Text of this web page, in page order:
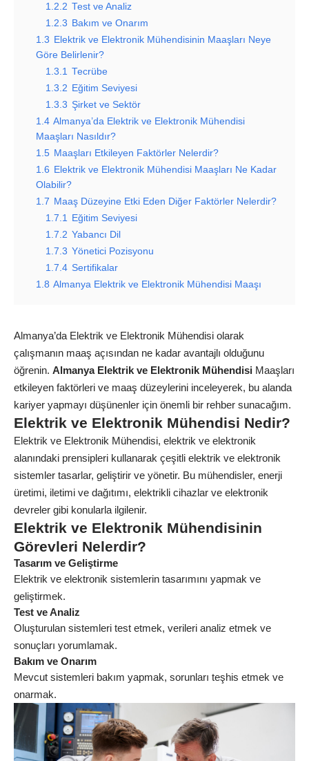
1.2.2 Test ve Analiz
1.2.3 Bakım ve Onarım
1.3 Elektrik ve Elektronik Mühendisinin Maaşları Neye
Göre Belirlenir?
1.3.1
Tecrübe
1.3.2 Eğitim Seviyesi
1.3.3 Şirket ve Sektör
1.4 Almanya’da Elektrik ve Elektronik Mühendisi
Maaşları Nasıldır?
1.5 Maaşları Etkileyen Faktörler Nelerdir?
1.6 Elektrik ve Elektronik Mühendisi Maaşları Ne Kadar
Olabilir?
1.7 Maaş Düzeyine Etki Eden Diğer Faktörler Nelerdir?
1.7.1
Eğitim Seviyesi
1.7.2 Yabancı Dil
1.7.3 Yönetici Pozisyonu
1.7.4 Sertifikalar
1.8 Almanya Elektrik ve Elektronik Mühendisi Maaşı
Almanya’da Elektrik ve Elektronik Mühendisi olarak
çalışmanın maaş açısından ne kadar avantajlı olduğunu
öğrenin. Almanya Elektrik ve Elektronik Mühendisi Maaşları
etkileyen faktörleri ve maaş düzeylerini inceleyerek, bu alanda
kariyer yapmayı düşünenler için önemli bir rehber sunacağım.
Elektrik ve Elektronik Mühendisi Nedir?
Elektrik ve Elektronik Mühendisi, elektrik ve elektronik
alanındaki prensipleri kullanarak çeşitli elektrik ve elektronik
sistemler tasarlar, geliştirir ve yönetir. Bu mühendisler, enerji
üretimi, iletimi ve dağıtımı, elektrikli cihazlar ve elektronik
devreler gibi konularla ilgilenir.
Elektrik ve Elektronik Mühendisinin
Görevleri Nelerdir?
Tasarım ve Geliştirme
Elektrik ve elektronik sistemlerin tasarımını yapmak ve
geliştirmek.
Test ve Analiz
Oluşturulan sistemleri test etmek, verileri analiz etmek ve
sonuçları yorumlamak.
Bakım ve Onarım
Mevcut sistemleri bakım yapmak, sorunları teşhis etmek ve
onarmak.